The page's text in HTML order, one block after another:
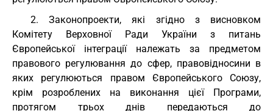
2. Законопроекти, які згідно з висновком
Комітету Верховної Ради України з питань
Європейської інтеграції належать за предметом
правового регулювання до сфер, правовідносини в
яких регулюються правом Європейського Союзу,
крім розроблених на виконання цієї Програми,
протягом трьох днів передаються до